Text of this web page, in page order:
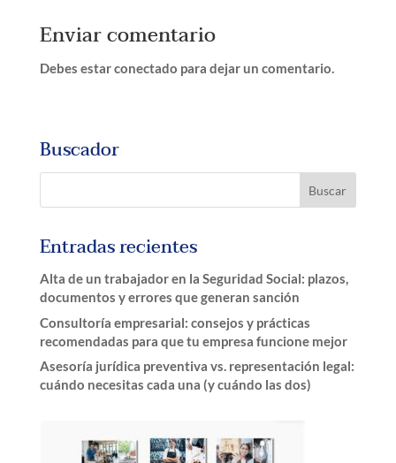
Enviar comentario
Debes estar conectado para dejar un comentario.
Buscador
Entradas recientes
Alta de un trabajador en la Seguridad Social: plazos,
documentos y errores que generan sanción
Consultoría empresarial: consejos y prácticas
recomendadas para que tu empresa funcione mejor
Asesoría jurídica preventiva vs. representación legal:
cuándo necesitas cada una (y cuándo las dos)